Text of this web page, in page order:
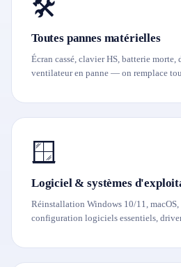
🛠️
Toutes pannes matérielles
Écran cassé, clavier HS, batterie
ventilateur en panne — on remplace
🪟
Logiciel & systèmes
Réinstallation Windows 10/11,
configuration logiciels essentiels,